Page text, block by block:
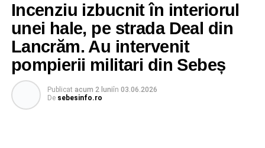
Incenziu izbucnit în interiorul
unei hale, pe strada Deal din
Lancrăm. Au intervenit
pompierii militari din Sebeș
Publicat acum 2 luniîn 03.06.2026
De sebesinfo.ro